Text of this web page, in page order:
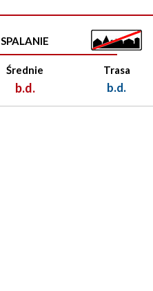
SPALANIE
Średnie
b.d.
Trasa
b.d.